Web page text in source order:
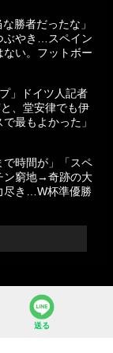
勝者だったな」
ぶやき…スペイン
ない。フットボー
」ドイツ人記者
、堂安律でも伊
最もよかった」
で時間が」「スペ
ン窮地→奇跡の大
尽き…W杯準優勝
送る